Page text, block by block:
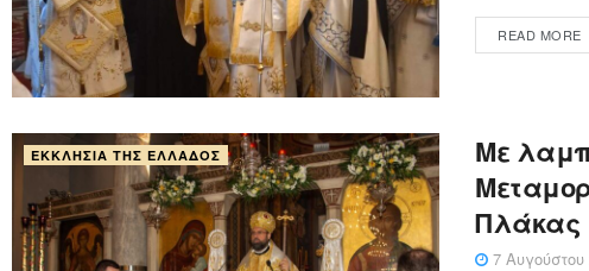
READ MORE
ΕΚΚΛΗΣΊΑ ΤΗΣ ΕΛΛΆΔΟΣ
Με
Πλάκας
7 Αυγούστου